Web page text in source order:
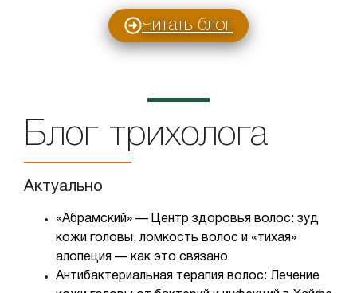
Читать блог
Блог трихолога
Актуально
«Абрaмский» — Центр здоровья волос: зуд
кожи головы, ломкость волос и «тихая»
алопеция — как это связано
Антибактериальная терапия волос: Лечение